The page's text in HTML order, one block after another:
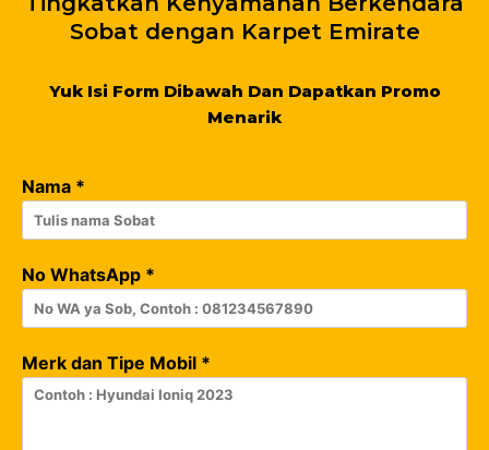
Sobat dengan Karpet Emirate
Yuk Isi Form Dibawah Dan Dapatkan Promo
Menarik
Nama *
No WhatsApp *
Merk dan Tipe Mobil *